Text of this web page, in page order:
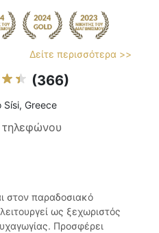
Δείτε περισσότερα >>
(366)
Greece
τηλεφώνου
στον παραδοσιακό
ως ξεχωριστός
Προσφέρει